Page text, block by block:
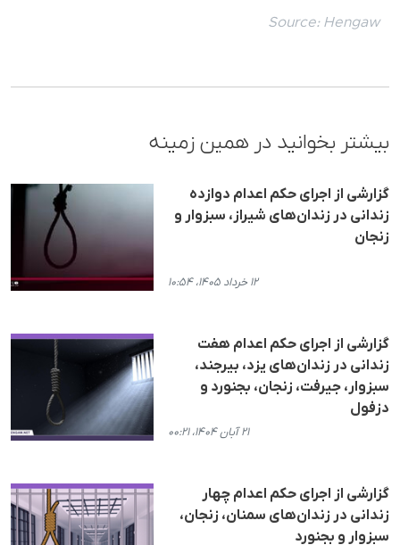
Source: Hengaw
بیشتر بخوانید در همین زمینه
گزارشی از اجرای حکم اعدام دوازده
زندانی در زندان‌های شیراز، سبزوار و
زنجان
۱۲ خرداد ۱۴۰۵، ۱۰:۵۴
گزارشی از اجرای حکم اعدام هفت
زندانی در زندان‌های یزد، بیرجند،
سبزوار، جیرفت، زنجان، بجنورد و
دزفول
۲۱ آبان ۱۴۰۴، ۰۰:۲۱
گزارشی از اجرای حکم اعدام چهار
زندانی در زندان‌های سمنان، زنجان،
سبزوار و بجنورد